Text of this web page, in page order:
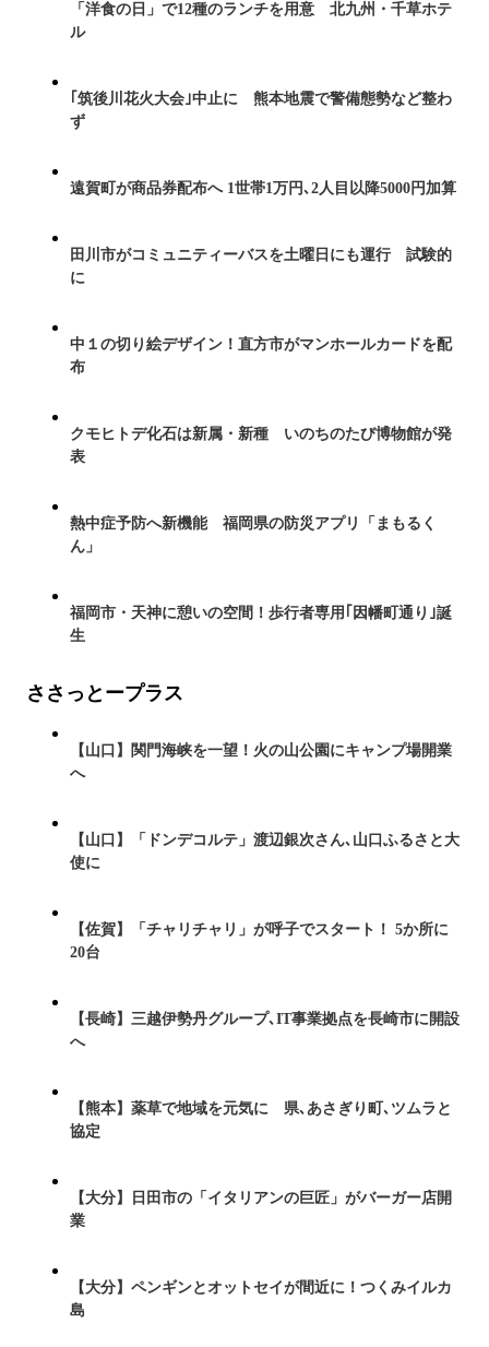
「洋食の日」で12種のランチを用意 北九州・千草ホテ
ル
｢筑後川花火大会｣中止に 熊本地震で警備態勢など整わ
ず
遠賀町が商品券配布へ 1世帯1万円､2人目以降5000円加算
田川市がコミュニティーバスを土曜日にも運行 試験的
に
中１の切り絵デザイン！直方市がマンホールカードを配
布
クモヒトデ化石は新属・新種 いのちのたび博物館が発
表
熱中症予防へ新機能 福岡県の防災アプリ「まもるく
ん」
福岡市・天神に憩いの空間！歩行者専用｢因幡町通り｣誕
生
ささっとープラス
【山口】関門海峡を一望！火の山公園にキャンプ場開業
へ
【山口】「ドンデコルテ」渡辺銀次さん､山口ふるさと大
使に
【佐賀】「チャリチャリ」が呼子でスタート！ 5か所に
20台
【長崎】三越伊勢丹グループ､IT事業拠点を長崎市に開設
へ
【熊本】薬草で地域を元気に 県､あさぎり町､ツムラと
協定
【大分】日田市の「イタリアンの巨匠」がバーガー店開
業
【大分】ペンギンとオットセイが間近に！つくみイルカ
島